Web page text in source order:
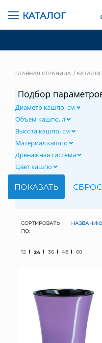
КАТАЛОГ
ГЛАВНАЯ СТРАНИЦА КАТАЛОГ
Подбор
Диаметр кашпо, см
Объем кашпо, л
Высота кашпо, см
Материал кашпо
Дренажная система
Цвет кашпо
СОРТИРОВАТЬ
ПО:
НАЗВАНИЮ
12 24 36 48 60